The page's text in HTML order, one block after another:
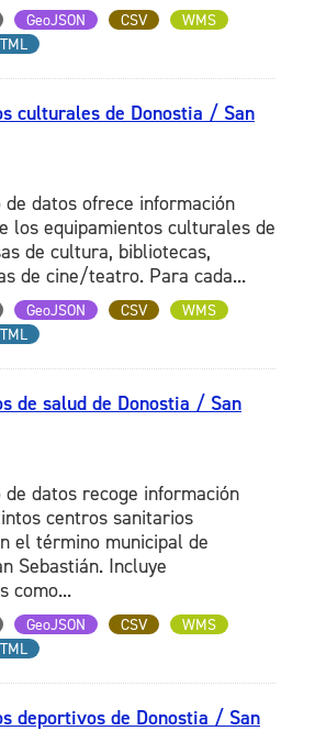
GeoJSON CSV
WMS
culturales de Donostia / San
de datos ofrece información
los equipamientos culturales de
de cultura, bibliotecas,
de cine/teatro. Para cada...
GeoJSON CSV
WMS
de salud de Donostia / San
de datos recoge información
centros sanitarios
el término municipal de
Sebastián. Incluye
como...
GeoJSON CSV
WMS
deportivos de Donostia / San